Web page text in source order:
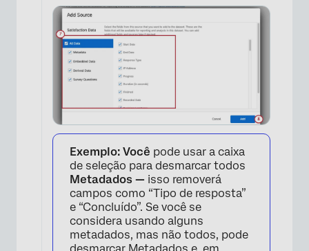
Exemplo: Você pode usar a caixa
de seleção para desmarcar todos
Metadados — isso removerá
campos como “Tipo de resposta”
e “Concluído”. Se você se
considera usando alguns
metadados, mas não todos, pode
desmarcar Metadados e, em